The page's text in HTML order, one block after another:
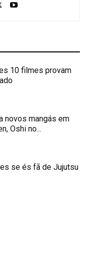
10 filmes provam
novos mangás em
Oshi no...
se és fã de Jujutsu